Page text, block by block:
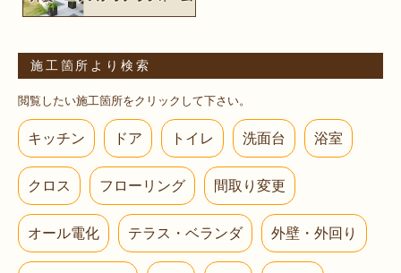
施工箇所より検索
閲覧したい施工箇所をクリックして下さい。
キッチン ドア トイレ 洗面台 浴室
クロス フローリング 間取り変更
オール電化 テラス・ベランダ 外壁・外回り